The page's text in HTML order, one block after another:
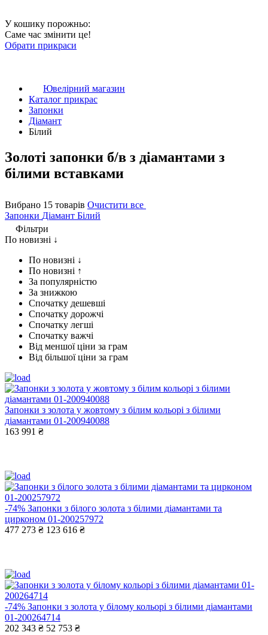
У кошику порожньо:
Саме час змінити це!
Обрати прикраси
Ювелірний магазин
Каталог прикрас
Запонки
Діамант
Білий
Золоті запонки б/в з діамантами з
білими вставками
Вибрано 15 товарів Очистити все
Запонки Діамант Білий
Фільтри
По новизні ↓
По новизні ↓
По новизні ↑
За популярністю
За знижкою
Спочатку дешевші
Спочатку дорожчі
Спочатку легші
Спочатку важчі
Від меншої ціни за грам
Від більшої ціни за грам
Запонки з золота у жовтому з білим кольорі з білими
діамантами 01-200940088
163 991 ₴
-74% Запонки з білого золота з білими діамантами та
цирконом 01-200257972
477 273 ₴ 123 616 ₴
-74% Запонки з золота у білому кольорі з білими діамантами
01-200264714
202 343 ₴ 52 753 ₴